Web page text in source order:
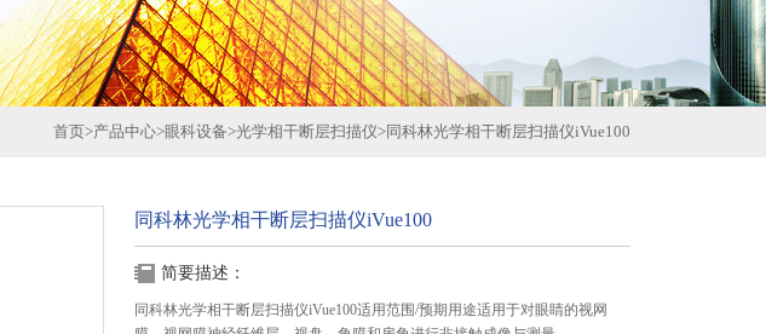
首页>产品中心>眼科设备>光学相干断层扫描仪>同科林光学相干断层扫描仪iVue100
同科林光学相干断层扫描仪iVue100
简要描述：
同科林光学相干断层扫描仪iVue100适用范围/预期用途适用于对眼睛的视网